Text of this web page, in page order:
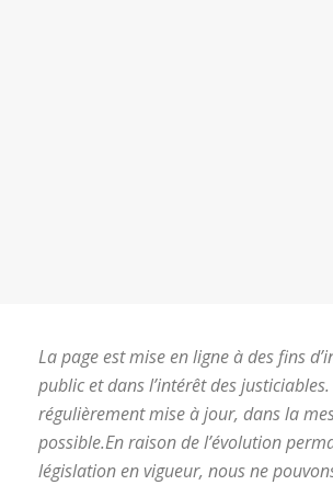
La page est mise en ligne à des fins
public et dans l’intérêt des justiciables.
régulièrement mise à jour, dans la
possible.En raison de l’évolution
législation en vigueur, nous ne